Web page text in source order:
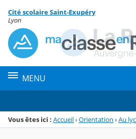
Menu de la rubrique
Contenu
Cité scolaire Saint-Exupéry
Lyon
MENU
Vous êtes ici : Accueil›Orientation ›Au